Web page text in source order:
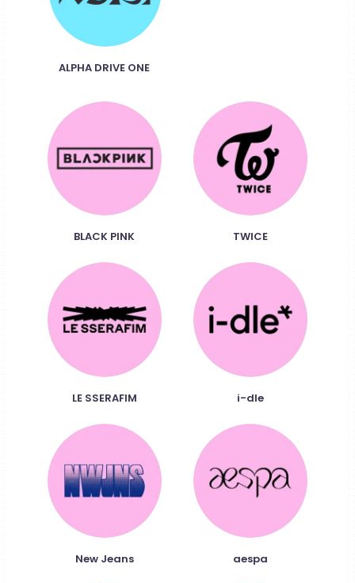
ALPHA DRIVE ONE
BLACK PINK TWICE
LE SSERAFIM i-dle
New Jeans aespa